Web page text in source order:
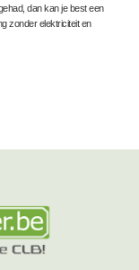
dan kan je best een
zonder elektriciteit en